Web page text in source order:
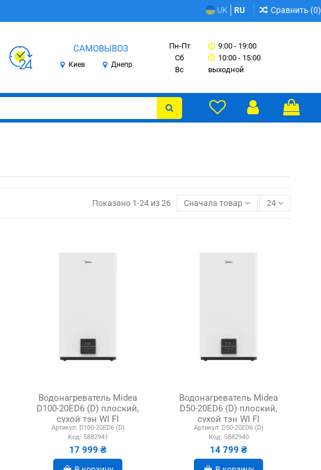
UK RU Сравнить (0)
САМОВЫВОЗ
Киев Днепр
Пн-Пт
Сб
Вс
9:00 - 19:00
10:00 - 15:00
выходной
Показано 1-24 из 26 Сначала товары в наличии
24
Водонагреватель Midea
D100-20ED6 (D) плоский,
сухой тэн WI FI
Артикул: D100-20ED6 (D)
Код: 5882941
17 999 ₴
Водонагреватель Midea
D50-20ED6 (D) плоский,
сухой тэн WI FI
Артикул: D50-20ED6 (D)
Код: 5882940
14 799 ₴